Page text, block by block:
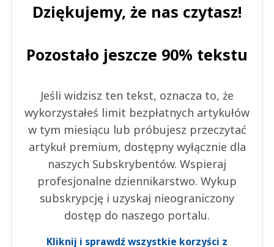
Dziękujemy, że nas czytasz!
Pozostało jeszcze 90% tekstu
Jeśli widzisz ten tekst, oznacza to, że
wykorzystałeś limit bezpłatnych artykułów
w tym miesiącu lub próbujesz przeczytać
artykuł premium, dostępny wyłącznie dla
naszych Subskrybentów. Wspieraj
profesjonalne dziennikarstwo. Wykup
subskrypcję i uzyskaj nieograniczony
dostęp do naszego portalu.
Kliknij i sprawdź wszystkie korzyści z